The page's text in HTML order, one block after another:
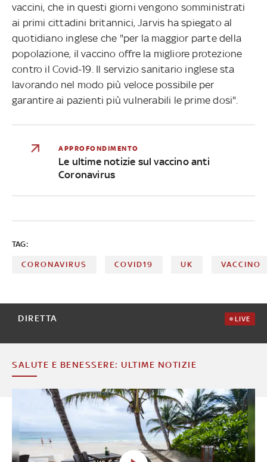
vaccini, che in questi giorni vengono somministrati
ai primi cittadini britannici, Jarvis ha spiegato al
quotidiano inglese che "per la maggior parte della
popolazione, il vaccino offre la migliore protezione
contro il Covid-19. Il servizio sanitario inglese sta
lavorando nel modo più veloce possibile per
garantire ai pazienti più vulnerabili le prime dosi".
APPROFONDIMENTO
Le ultime notizie sul vaccino anti
Coronavirus
TAG:
CORONAVIRUS COVID19 UK VACCINO
DIRETTA LIVE
SALUTE E BENESSERE: ULTIME NOTIZIE